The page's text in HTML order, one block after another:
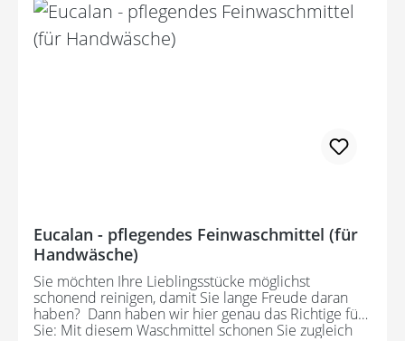
Eucalan - pflegendes Feinwaschmittel (für
Handwäsche)
Sie möchten Ihre Lieblingsstücke möglichst
schonend reinigen, damit Sie lange Freude daran
haben? Dann haben wir hier genau das Richtige für
Sie: Mit diesem Waschmittel schonen Sie zugleich